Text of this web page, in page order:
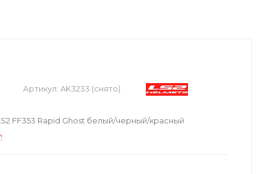
Артикул: AK3233 (снято)
FF353 Rapid Ghost белый/черный/красный